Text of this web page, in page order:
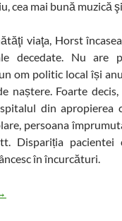
cea mai bună muzică
viaţa, Horst
decedate. Nu are
om politic local își
naștere. Foarte
din apropierea
persoana
Dispariția pacientei
în încurcături.
Institutelor